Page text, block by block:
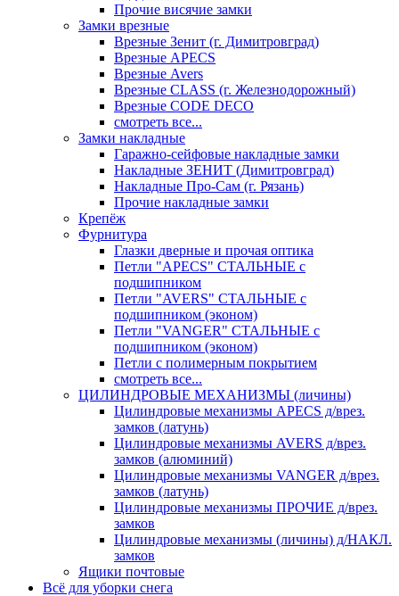
Прочие висячие замки
Замки врезные
Врезные Зенит (г. Димитровград)
Врезные APECS
Врезные Avers
Врезные CLASS (г. Железнодорожный)
Врезные CODE DECO
смотреть все...
Замки накладные
Гаражно-сейфовые накладные замки
Накладные ЗЕНИТ (Димитровград)
Накладные Про-Сам (г. Рязань)
Прочие накладные замки
Крепёж
Фурнитура
Глазки дверные и прочая оптика
Петли "APECS" СТАЛЬНЫЕ с
подшипником
Петли "AVERS" СТАЛЬНЫЕ с
подшипником (эконом)
Петли "VANGER" СТАЛЬНЫЕ с
подшипником (эконом)
Петли с полимерным покрытием
смотреть все...
ЦИЛИНДРОВЫЕ МЕХАНИЗМЫ (личины)
Цилиндровые механизмы APECS д/врез.
замков (латунь)
Цилиндровые механизмы AVERS д/врез.
замков (алюминий)
Цилиндровые механизмы VANGER д/врез.
замков (латунь)
Цилиндровые механизмы ПРОЧИЕ д/врез.
замков
Цилиндровые механизмы (личины) д/НАКЛ.
замков
Ящики почтовые
Всё для уборки снега